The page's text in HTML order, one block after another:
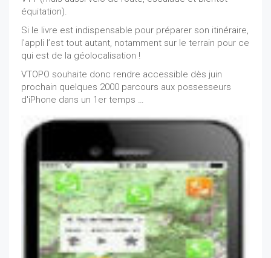
équitation).
Si le livre est indispensable pour préparer son itinéraire,
l'appli l’est tout autant, notamment sur le terrain pour ce
qui est de la géolocalisation !
VTOPO souhaite donc rendre accessible dès juin
prochain quelques 2000 parcours aux possesseurs
d'iPhone dans un 1er temps …